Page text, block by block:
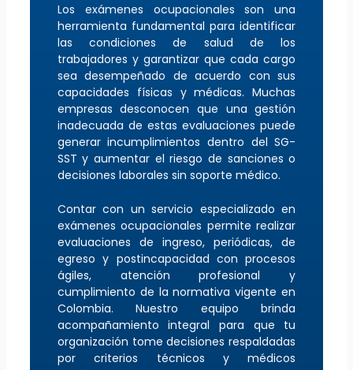
Los exámenes ocupacionales son una
herramienta fundamental para identificar
las condiciones de salud de los
trabajadores y garantizar que cada cargo
sea desempeñado de acuerdo con sus
capacidades físicas y médicas. Muchas
empresas desconocen que una gestión
inadecuada de estas evaluaciones puede
generar incumplimientos dentro del SG-
SST y aumentar el riesgo de sanciones o
decisiones laborales sin soporte médico.
Contar con un servicio especializado en
exámenes ocupacionales permite realizar
evaluaciones de ingreso, periódicas, de
egreso y postincapacidad con procesos
ágiles, atención profesional y
cumplimiento de la normativa vigente en
Colombia. Nuestro equipo brinda
acompañamiento integral para que tu
organización tome decisiones respaldadas
por criterios técnicos y médicos